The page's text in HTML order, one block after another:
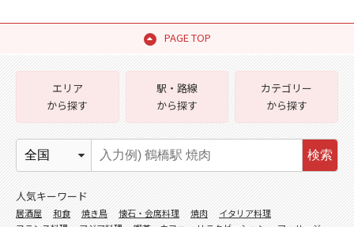
PAGE TOP
エリア
から探す
駅・路線
から探す
カテゴリー
から探す
検索
人気キーワード
居酒屋 和食 焼き鳥 懐石・会席料理 焼肉
イタリア料理